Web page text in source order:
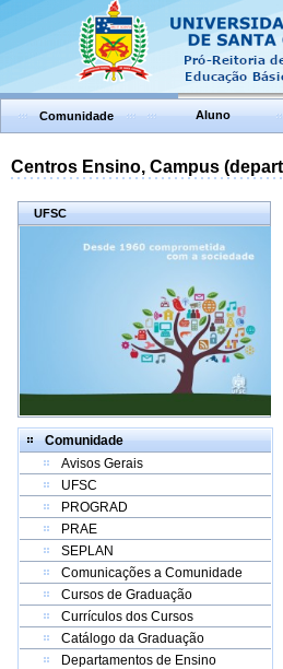
Comunidade Aluno
Centros Ensino, Campus
UFSC
Comunidade
Avisos Gerais
UFSC
PROGRAD
PRAE
SEPLAN
Comunicações a Comunidade
Cursos de Graduação
Currículos dos Cursos
Catálogo da Graduação
Departamentos de Ensino